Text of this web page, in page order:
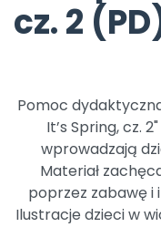
Archiwalne
Promocje
cz. 2
Pomoc
It’s Spring, cz.
wprowadzają
Materiał
poprzez zabawę i
Ilustracje dzieci w